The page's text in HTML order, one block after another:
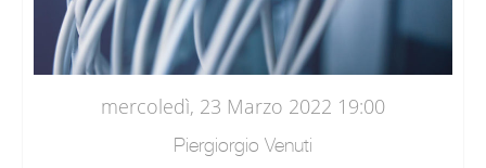
mercoledì, 23 Marzo 2022 19:00
Piergiorgio Venuti